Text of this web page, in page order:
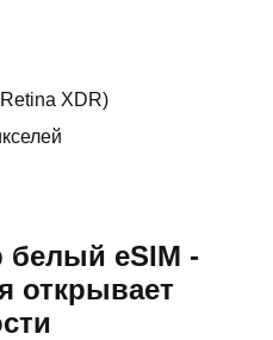
XDR)
белый eSIM -
открывает